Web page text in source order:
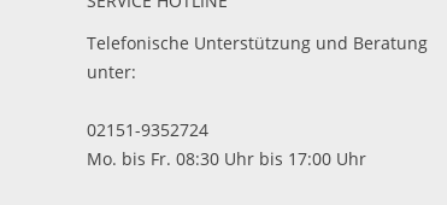
Telefonische Unterstützung und Beratung
unter:
02151-9352724
Mo. bis Fr. 08:30 Uhr bis 17:00 Uhr